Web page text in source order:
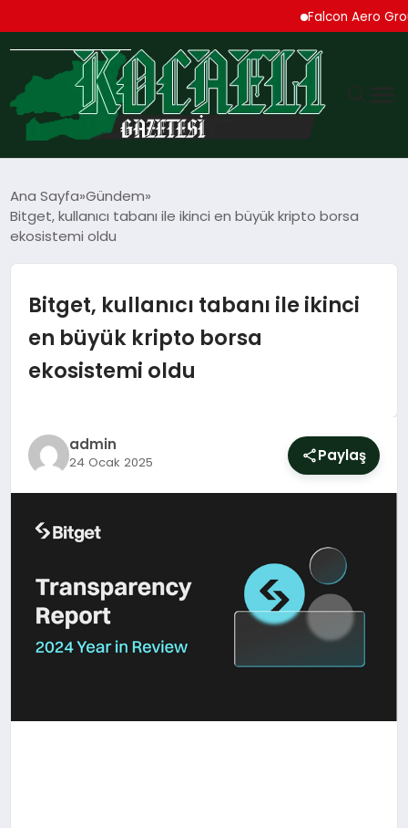
Falcon Aero Group,
TEKNOLOJI
SPOR
MAGAZIN
YAŞAM
EĞITIM
Ana Sayfa Gündem
Bitget, kullanıcı tabanı ile ikinci en büyük kripto borsa
ekosistemi oldu
Bitget, kullanıcı tabanı ile ikinci
en büyük kripto borsa
ekosistemi oldu
admin
24 Ocak 2025 Paylaş